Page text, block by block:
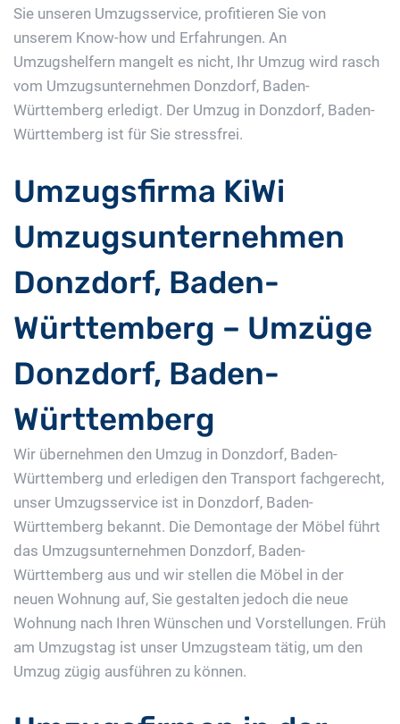
Sie unseren Umzugsservice, profitieren Sie von
unserem Know-how und Erfahrungen. An
Umzugshelfern mangelt es nicht, Ihr Umzug wird rasch
vom Umzugsunternehmen Donzdorf, Baden-
Württemberg erledigt. Der Umzug in Donzdorf, Baden-
Württemberg ist für Sie stressfrei.
Umzugsfirma KiWi
Umzugsunternehmen
Donzdorf, Baden-
Württemberg – Umzüge
Donzdorf, Baden-
Württemberg
Wir übernehmen den Umzug in Donzdorf, Baden-
Württemberg und erledigen den Transport fachgerecht,
unser Umzugsservice ist in Donzdorf, Baden-
Württemberg bekannt. Die Demontage der Möbel führt
das Umzugsunternehmen Donzdorf, Baden-
Württemberg aus und wir stellen die Möbel in der
neuen Wohnung auf, Sie gestalten jedoch die neue
Wohnung nach Ihren Wünschen und Vorstellungen. Früh
am Umzugstag ist unser Umzugsteam tätig, um den
Umzug zügig ausführen zu können.